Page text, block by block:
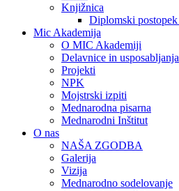
Knjižnica
Diplomski
Mic Akademija
O MIC Akademiji
Delavnice in usposabljanja
Projekti
NPK
Mojstrski izpiti
Mednarodna pisarna
Mednarodni Inštitut
O nas
NAŠA ZGODBA
Galerija
Vizija
Mednarodno sodelovanje